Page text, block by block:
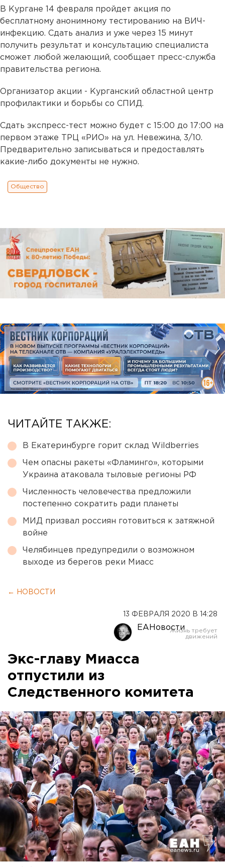
В Кургане 14 февраля пройдет акция по
бесплатному анонимному тестированию на ВИЧ-
инфекцию. Сдать анализ и уже через 15 минут
получить результат и консультацию специалиста
сможет любой желающий, сообщает пресс-служба
правительства региона.
Организатор акции - Курганский областной центр
профилактики и борьбы со СПИД.
Сдать экспресс-тест можно будет с 15:00 до 17:00 на
первом этаже ТРЦ «РИО» на ул. Невежина, 3/10.
Предварительно записываться и предоставлять
какие-либо документы не нужно.
Общество
ЧИТАЙТЕ ТАКЖЕ:
В Екатеринбурге горит склад Wildberries
Чем опасны ракеты «Фламинго», которыми
Украина атаковала тыловые регионы РФ
Численность человечества предложили
постепенно сократить ради планеты
МИД призвал россиян готовиться к затяжной
войне
Челябинцев предупредили о возможном
выходе из берегов реки Миасс
← НОВОСТИ
13 ФЕВРАЛЯ 2020 В 14:28
ЕАНовости
Экс-главу Миасса
отпустили из
Следственного комитета